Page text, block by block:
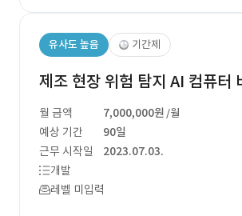
유사도 높음 기간제
제조 현장 위험 탐지 AI 컴퓨터
월 금액 7,000,000원 /월
예상 기간
90일
근무 시작일
2023.07.03.
개발
레벨 미입력